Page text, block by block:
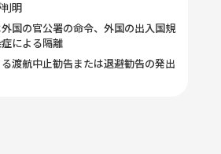
明
外国の官公署の命令、外国の出入国規
による隔離
る渡航中止勧告または退避勧告の発出